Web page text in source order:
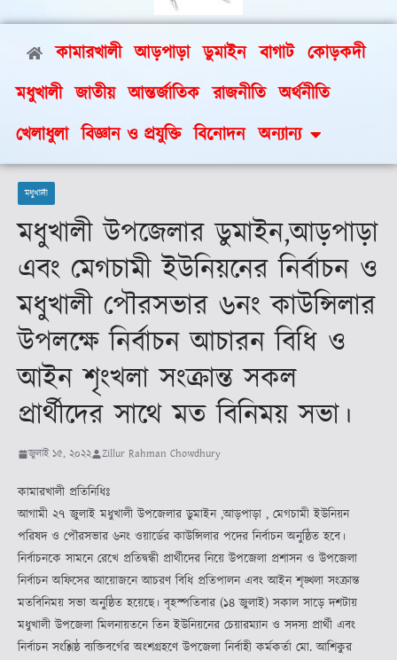
কামারখালী আড়পাড়া ডুমাইন বাগাট কোড়কদী
মধুখালী জাতীয় আন্তর্জাতিক রাজনীতি অর্থনীতি
খেলাধুলা বিজ্ঞান ও প্রযুক্তি বিনোদন অন্যান্য
মধুখালী
মধুখালী উপজেলার ডুমাইন,আড়পাড়া
এবং মেগচামী ইউনিয়নের নির্বাচন ও
মধুখালী পৌরসভার ৬নং কাউন্সিলার
উপলক্ষে নির্বাচন আচারন বিধি ও
আইন শৃংখলা সংক্রান্ত সকল
প্রার্থীদের সাথে মত বিনিময় সভা।
জুলাই ১৫, ২০২২ Zillur Rahman Chowdhury
কামারখালী প্রতিনিধিঃ
আগামী ২৭ জুলাই মধুখালী উপজেলার ডুমাইন ,আড়পাড়া , মেগচামী ইউনিয়ন
পরিষদ ও পৌরসভার ৬নং ওয়ার্ডের কাউন্সিলার পদের নির্বাচন অনুষ্ঠিত হবে।
নির্বাচনকে সামনে রেখে প্রতিদ্বন্ধী প্রার্থীদের নিয়ে উপজেলা প্রশাসন ও উপজেলা
নির্বাচন অফিসের আয়োজনে আচরণ বিধি প্রতিপালন এবং আইন শৃঙ্খলা সংক্রান্ত
মতবিনিময় সভা অনুষ্ঠিত হয়েছে। বৃহস্পতিবার (১৪ জুলাই) সকাল সাড়ে দশটায়
মধুখালী উপজেলা মিলনায়তনে তিন ইউনিয়নের চেয়ারম্যান ও সদস্য প্রার্থী এবং
নির্বাচন সংশ্লিষ্ঠ ব্যক্তিবর্গের অংশগ্রহণে উপজেলা নির্বাহী কর্মকর্তা মো. আশিকুর